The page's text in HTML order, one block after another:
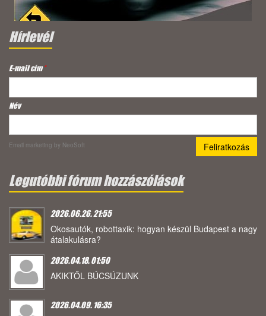
Hírlevél
E-mail cím*
Név
Email marketing by NeoSoft
Legutóbbi fórum hozzászólások
2026.06.26. 21:55
Okosautók, robottaxik: hogyan készül Budapest a nagy
átalakulásra?
2026.04.18. 01:50
AKIKTŐL BÚCSÚZUNK
2026.04.09. 16:35